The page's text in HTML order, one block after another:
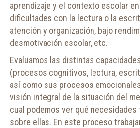
aprendizaje y el contexto escolar
dificultades con la lectura o la
atención y organización, bajo
desmotivación escolar, etc.
Evaluamos las distintas
(procesos cognitivos, lectura,
así como sus procesos
visión integral de la situación del
cual podemos ver qué necesidades
sobre ellas. En este proceso